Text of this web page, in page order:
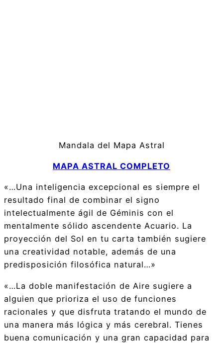
Mandala del Mapa Astral
MAPA ASTRAL COMPLETO
«…Una inteligencia excepcional es siempre el
resultado final de combinar el signo
intelectualmente ágil de Géminis con el
mentalmente sólido ascendente Acuario. La
proyección del Sol en tu carta también sugiere
una creatividad notable, además de una
predisposición filosófica natural…»
«…La doble manifestación de Aire sugiere a
alguien que prioriza el uso de funciones
racionales y que disfruta tratando el mundo de
una manera más lógica y más cerebral. Tienes
buena comunicación y una gran capacidad para